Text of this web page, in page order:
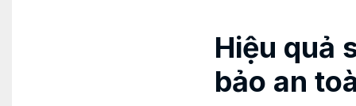
Hiệu quả
bảo an